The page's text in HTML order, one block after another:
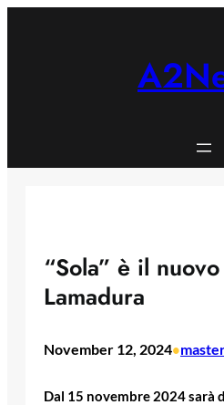
“Sola” è il
Lamadura
November 12, 2024•
Dal 15 novembre 2024 sarà